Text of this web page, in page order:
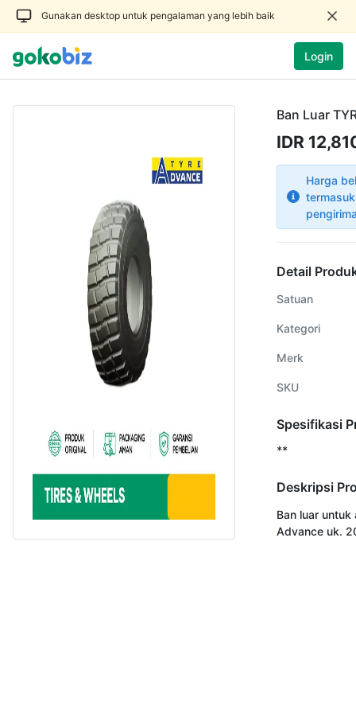
Gunakan desktop untuk pengalaman yang lebih baik
Login
Ban Luar
IDR
Harga
Detail
Satuan
Kategori
Merk
SKU
Spesifikasi
**
Deskripsi
Ban luar
Advance uk.